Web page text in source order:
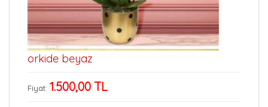
orkide beyaz
Fiyat: 1.500,00 TL